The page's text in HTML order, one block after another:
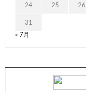
24 25 26
31
« 7月